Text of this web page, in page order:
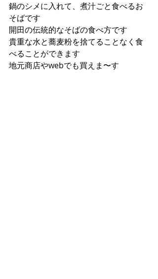
鍋のシメに入れて、煮汁ごと食べるお
そばです
開田の伝統的なそばの食べ方です
貴重な水と蕎麦粉を捨てることなく食
べることができます
地元商店やwebでも買えま〜す